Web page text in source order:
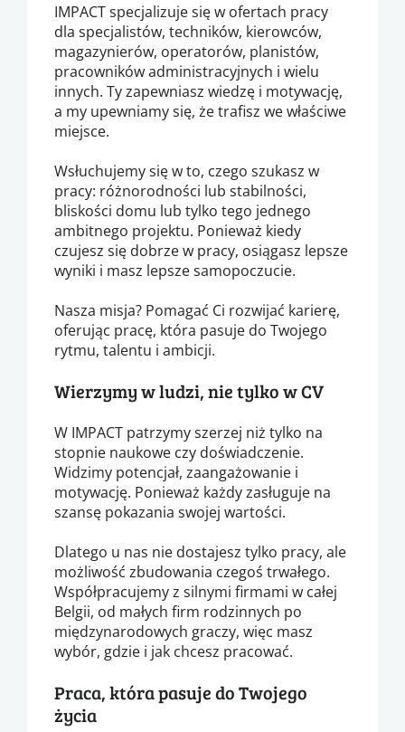
IMPACT specjalizuje się w ofertach pracy
dla specjalistów, techników, kierowców,
magazynierów, operatorów, planistów,
pracowników administracyjnych i wielu
innych. Ty zapewniasz wiedzę i motywację,
a my upewniamy się, że trafisz we właściwe
miejsce.
Wsłuchujemy się w to, czego szukasz w
pracy: różnorodności lub stabilności,
bliskości domu lub tylko tego jednego
ambitnego projektu. Ponieważ kiedy
czujesz się dobrze w pracy, osiągasz lepsze
wyniki i masz lepsze samopoczucie.
Nasza misja? Pomagać Ci rozwijać karierę,
oferując pracę, która pasuje do Twojego
rytmu, talentu i ambicji.
Wierzymy w ludzi, nie tylko w CV
W IMPACT patrzymy szerzej niż tylko na
stopnie naukowe czy doświadczenie.
Widzimy potencjał, zaangażowanie i
motywację. Ponieważ każdy zasługuje na
szansę pokazania swojej wartości.
Dlatego u nas nie dostajesz tylko pracy, ale
możliwość zbudowania czegoś trwałego.
Współpracujemy z silnymi firmami w całej
Belgii, od małych firm rodzinnych po
międzynarodowych graczy, więc masz
wybór, gdzie i jak chcesz pracować.
Praca, która pasuje do Twojego
życia